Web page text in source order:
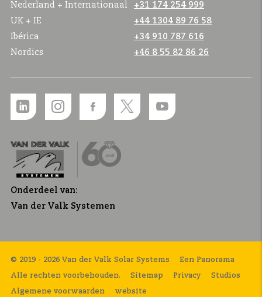
Nederland + Internationaal
+31 174 254 999
UK + IE
+44 1304 89 76 58
Ibérica
+34 910 787 616
Nordics
+46 8 55 82 86 26
Onderdeel van:
Van der Valk Systemen
© 2019 - 2026 Van der Valk Solar Systems
Alle rechten voorbehouden. Sitemap Privacy
Algemene voorwaarden
Een Panorama
Studios
website